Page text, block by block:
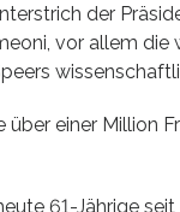
der
vor allem die
einer Million
61-Jährige